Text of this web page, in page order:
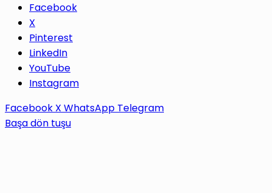
Facebook
X
Pinterest
LinkedIn
YouTube
Instagram
Facebook X WhatsApp Telegram
Başa dön tuşu